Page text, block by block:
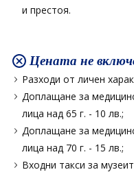
и престоя.
Цената не
Разходи от личен
Доплащане за
лица над 65 г. - 10 лв.;
Доплащане за
лица над 70 г. - 15 лв.;
Входни такси за